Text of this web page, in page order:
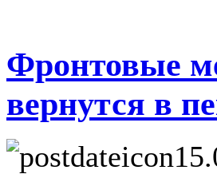
Фронтовые
вернутся в